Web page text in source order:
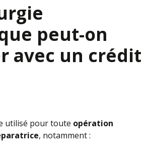
peut-on
avec un crédit
utilisé pour toute opération
, notamment :